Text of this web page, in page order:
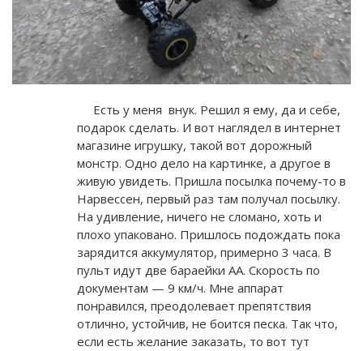
Есть у меня внук. Решил я ему, да и себе,
подарок сделать. И вот наглядел в интернет
магазине игрушку, такой вот дорожный
монстр. Одно дело на картинке, а другое в
живую увидеть. Пришла посылка почему-то в
Нарвессен, первый раз там получал посылку.
На удивление, ничего не сломано, хоть и
плохо упаковано. Пришлось подождать пока
зарядится аккумулятор, примерно 3 часа. В
пульт идут две бараейки AA. Скорость по
документам — 9 км/ч. Мне аппарат
понравился, преодолевает препятствия
отлично, устойчив, не боится песка. Так что,
если есть желание заказать, то вот тут